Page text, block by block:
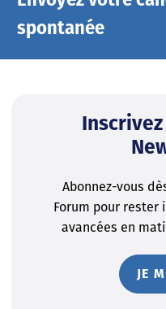
spontanée
Abonnez-vous
Forum pour rester
avancées en
JE